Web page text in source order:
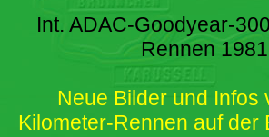
Int. ADAC-Goodyear-
Rennen 1981
Neue Bilder und Infos
Kilometer-Rennen auf der